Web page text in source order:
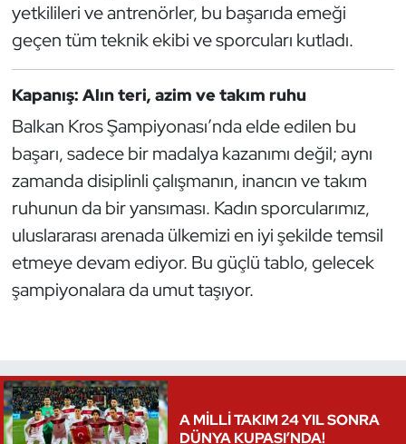
yetkilileri ve antrenörler, bu başarıda emeği
geçen tüm teknik ekibi ve sporcuları kutladı.
Kapanış: Alın teri, azim ve takım ruhu
Balkan Kros Şampiyonası’nda elde edilen bu
başarı, sadece bir madalya kazanımı değil; aynı
zamanda disiplinli çalışmanın, inancın ve takım
ruhunun da bir yansıması. Kadın sporcularımız,
uluslararası arenada ülkemizi en iyi şekilde temsil
etmeye devam ediyor. Bu güçlü tablo, gelecek
şampiyonalara da umut taşıyor.
A MİLLİ TAKIM 24 YIL SONRA
DÜNYA KUPASI’NDA!
Optimist
Özel Sporcular
Paralimpik
Ragbi
Satranç
Su Topu
Tekvando
Tenis